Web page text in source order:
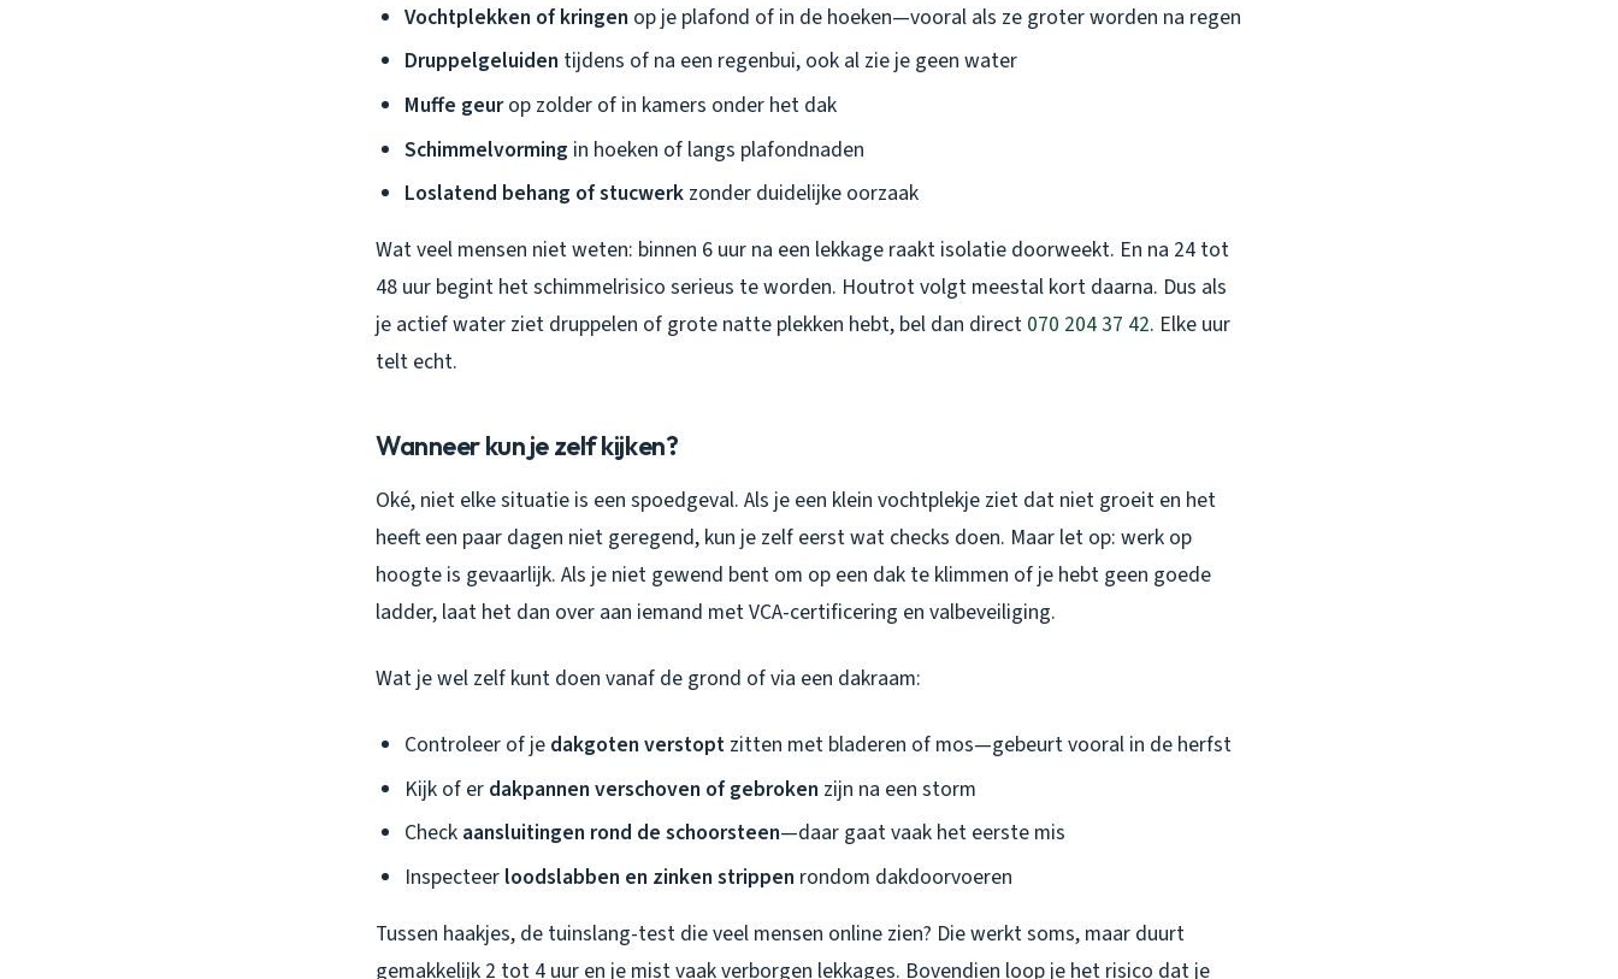
Vochtplekken of kringen op je plafond of in de hoeken—vooral als ze groter worden na regen
Druppelgeluiden tijdens of na een regenbui, ook al zie je geen water
Muffe geurop zolder of in kamers onder het dak
Schimmelvorming in hoeken of langs plafondnaden
Loslatend behang of stucwerk zonder duidelijke oorzaak
Wat veel mensen niet weten: binnen 6 uur na een lekkage raakt isolatie doorweekt. En na 24 tot
48 uur begint het schimmelrisico serieus te worden. Houtrot volgt meestal kort daarna. Dus als
je actief water ziet druppelen of grote natte plekken hebt, bel dan direct 070 204 37 42. Elke uur
telt echt.
Wanneer kun je zelf kijken?
Oké, niet elke situatie is een spoedgeval. Als je een klein vochtplekje ziet dat niet groeit en het
heeft een paar dagen niet geregend, kun je zelf eerst wat checks doen. Maar let op: werk op
hoogte is gevaarlijk. Als je niet gewend bent om op een dak te klimmen of je hebt geen goede
ladder, laat het dan over aan iemand met VCA-certificering en valbeveiliging.
Wat jewel zelf kunt doen vanaf de grond of via een dakraam:
Controleer of je dakgoten verstopt zitten met bladeren of mos—gebeurt vooral in de herfst
Kijk of er dakpannen verschoven of gebroken zijn na een storm
Check aansluitingen rond de schoorsteen—daar gaat vaak het eerste mis
Inspecteer loodslabben en zinken strippen rondom dakdoorvoeren
Tussen haakjes, de tuinslang-test die veel mensen online zien? Die werkt soms, maar duurt
gemakkelijk 2 tot 4 uur en je mist vaak verborgen lekkages. Bovendien loop je het risico dat je